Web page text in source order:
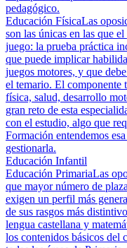
pedagógico.
Educación FísicaLas
son las únicas en las que
juego: la prueba práctica
que puede implicar
juegos motores, y que
el temario. El componente
física, salud, desarrollo
gran reto de esta
con el estudio, algo que
Formación entendemos
gestionarla.
Educación Infantil
Educación PrimariaLas
que mayor número de
exigen un perfil más
de sus rasgos más
lengua castellana y
los contenidos básicos del